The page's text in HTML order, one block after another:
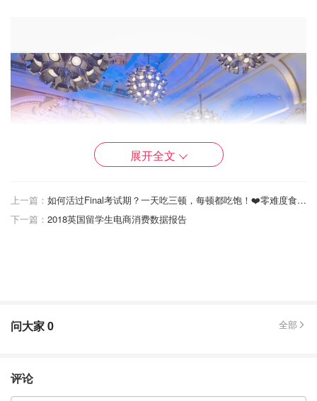
展开全文
上一篇：
如何活过Final考试期？一天吃三顿，每顿都吃饱！❤️零难度食谱收藏一下❤️
下一篇： 2018英国留学生电商消费数据报告
问大家0 全部
评论